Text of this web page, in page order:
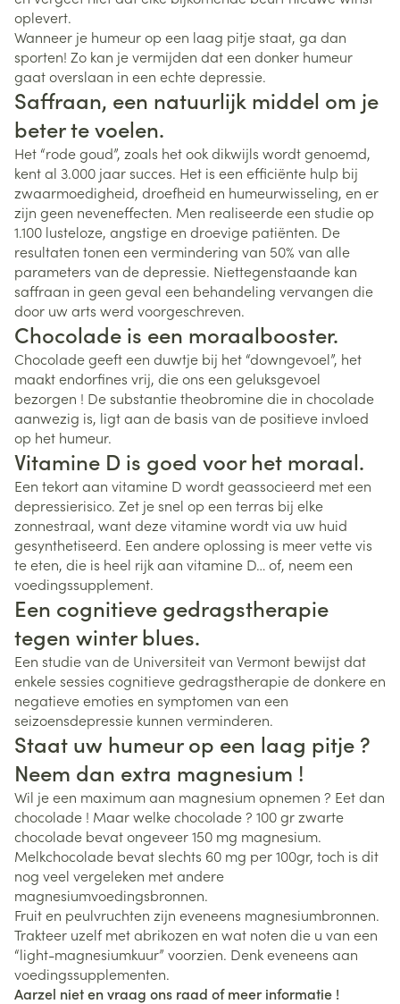
oplevert.
Wanneer je humeur op een laag pitje staat, ga dan
sporten! Zo kan je vermijden dat een donker humeur
gaat overslaan in een echte depressie.
Saffraan, een natuurlijk middel om je
beter te voelen.
Het “rode goud”, zoals het ook dikwijls wordt genoemd,
kent al 3.000 jaar succes. Het is een efficiënte hulp bij
zwaarmoedigheid, droefheid en humeurwisseling, en er
zijn geen neveneffecten. Men realiseerde een studie op
1.100 lusteloze, angstige en droevige patiënten. De
resultaten tonen een vermindering van 50% van alle
parameters van de depressie. Niettegenstaande kan
saffraan in geen geval een behandeling vervangen die
door uw arts werd voorgeschreven.
Chocolade is een moraalbooster.
Chocolade geeft een duwtje bij het “downgevoel”, het
maakt endorfines vrij, die ons een geluksgevoel
bezorgen ! De substantie theobromine die in chocolade
aanwezig is, ligt aan de basis van de positieve invloed
op het humeur.
Vitamine D is goed voor het moraal.
Een tekort aan vitamine D wordt geassocieerd met een
depressierisico. Zet je snel op een terras bij elke
zonnestraal, want deze vitamine wordt via uw huid
gesynthetiseerd. Een andere oplossing is meer vette vis
te eten, die is heel rijk aan vitamine D… of, neem een
voedingssupplement.
Een cognitieve gedragstherapie
tegen winter blues.
Een studie van de Universiteit van Vermont bewijst dat
enkele sessies cognitieve gedragstherapie de donkere en
negatieve emoties en symptomen van een
seizoensdepressie kunnen verminderen.
Staat uw humeur op een laag pitje ?
Neem dan extra magnesium !
Wil je een maximum aan magnesium opnemen ? Eet dan
chocolade ! Maar welke chocolade ? 100 gr zwarte
chocolade bevat ongeveer 150 mg magnesium.
Melkchocolade bevat slechts 60 mg per 100gr, toch is dit
nog veel vergeleken met andere
magnesiumvoedingsbronnen.
Fruit en peulvruchten zijn eveneens magnesiumbronnen.
Trakteer uzelf met abrikozen en wat noten die u van een
“light-magnesiumkuur” voorzien. Denk eveneens aan
voedingssupplementen.
Aarzel niet en vraag ons raad of meer informatie !